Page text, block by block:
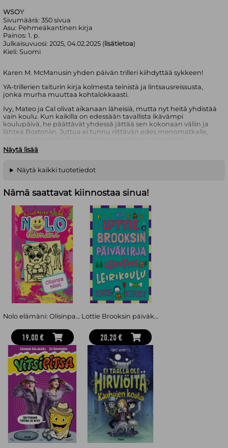
WSOY
Sivumäärä:350 sivua
Asu: Pehmeäkantinen kirja
Painos:1. p.
Julkaisuvuosi:2025, 04.02.2025 ( lisätietoa)
Kieli:Suomi
Karen M. McManusin yhden päivän trilleri kiihdyttää sykkeen!
YA-trillerien taiturin kirja kolmesta teinistä ja lintsausreissusta,
jonka murha muuttaa kohtalokkaasti.
Ivy, Mateo ja Cal olivat aikanaan läheisiä, mutta nyt heitä yhdistää
vain koulu. Kun kaikilla on edessään tavallista ikävämpi
koulupäivä, he päättävät yhdessä jättää sen kokonaan väliin ja
lähteä Bostoniin. Juttua ei tunnu riittävän edes menomatkalle,
näkemäänsä luokkakaveria piristyksen toivossa. Pahaksi onneksi
kaveri kävelee suoraan omaan kuolemaansa – ja yhtäkkiä Ivy,
Heillä on kuin onkin jotain yhteistä: suora yhteys murhattuun
Kirjailija Karen M. McManus asuu Yhdysvaltain itärannikolla.
Hänen kaikki YA-trillerinsä ovat nousseet kansainvälisiksi
myyntimenestyksiksi. McManusin esikoisteoksesta
valehteleeon tehty myös Netflix-sarja.
Näytä lisää
Näytä kaikki tuotetiedot
Nämä saattavat kiinnostaa sinua!
Nolo elämäni: Olisinpa Nikki
19,00 €
Lottie Brooksin päiväkirja: Levoton leirikoulu
20,20 €